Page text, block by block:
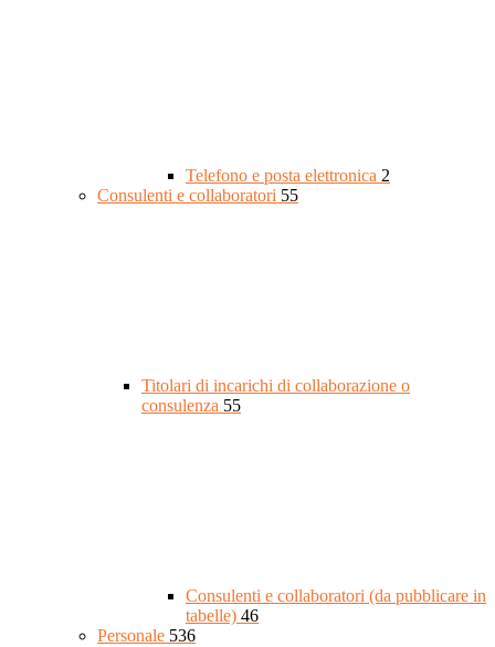
Telefono e posta elettronica 2
Consulenti e collaboratori 55
Titolari di incarichi di collaborazione o
consulenza 55
Consulenti e collaboratori (da pubblicare in
tabelle) 46
Personale 536